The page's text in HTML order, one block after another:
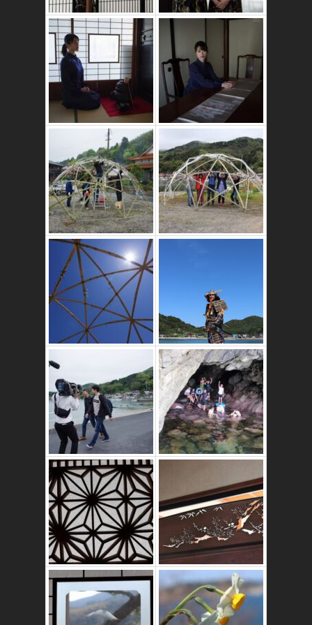
かたゑ庵築100年
の古民家
竹ドームのワーク
ショップ